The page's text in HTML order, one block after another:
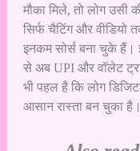
मौका मिले, तो लोग उसी
सिर्फ चैटिंग और वीडियो
इनकम सोर्स बना चुके
से अब UPI और वॉलेट
भी पहल है कि लोग
आसान रास्ता बन चुका है।